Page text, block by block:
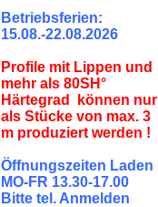
Betriebsferien:
15.08.-22.08.2026
Profile mit Lippen und
mehr als 80SH°
Härtegrad können nur
als Stücke von max. 3
m produziert werden !
Öffnungszeiten Laden
MO-FR 13.30-17.00
Bitte tel. Anmelden